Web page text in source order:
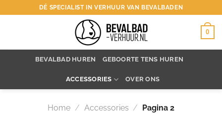
naar
DÉ SPECIALIST IN VERHUUR VAN BEVALBADEN
0
BEVALBAD HUREN GEBOORTE TENS HUREN
ACCESSORIES OVER ONS
Home / Accessories / Pagina 2